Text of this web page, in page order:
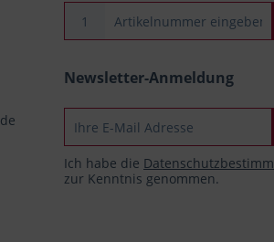
Newsletter-Anmeldung
Ich habe die
zur Kenntnis genommen.